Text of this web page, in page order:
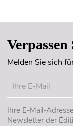
Verpassen
Melden Sie sich
Ihre E-Mail-
Newsletter der